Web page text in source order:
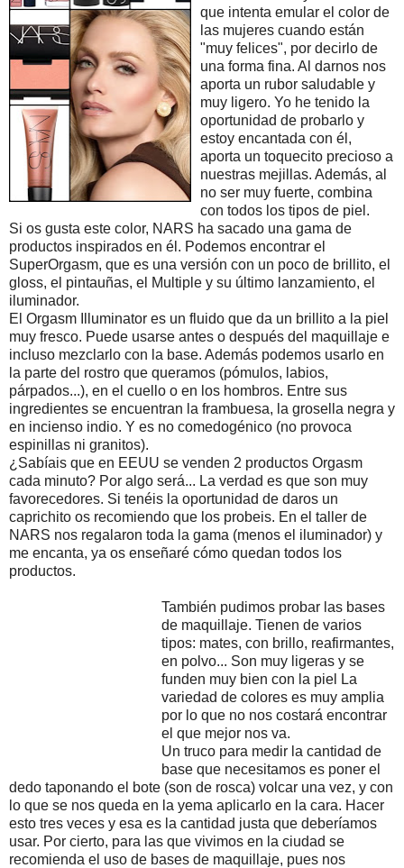
que intenta emular el color de
las mujeres cuando están
"muy felices", por decirlo de
una forma fina. Al darnos nos
aporta un rubor saludable y
muy ligero. Yo he tenido la
oportunidad de probarlo y
estoy encantada con él,
aporta un toquecito precioso a
nuestras mejillas. Además, al
no ser muy fuerte, combina
con todos los tipos de piel.
Si os gusta este color, NARS ha sacado una gama de
productos inspirados en él. Podemos encontrar el
SuperOrgasm, que es una versión con un poco de brillito, el
gloss, el pintauñas, el Multiple y su último lanzamiento, el
iluminador.
El Orgasm Illuminator es un fluido que da un brillito a la piel
muy fresco. Puede usarse antes o después del maquillaje e
incluso mezclarlo con la base. Además podemos usarlo en
la parte del rostro que queramos (pómulos, labios,
párpados...), en el cuello o en los hombros. Entre sus
ingredientes se encuentran la frambuesa, la grosella negra y
en incienso indio. Y es no comedogénico (no provoca
espinillas ni granitos).
¿Sabíais que en EEUU se venden 2 productos Orgasm
cada minuto? Por algo será... La verdad es que son muy
favorecedores. Si tenéis la oportunidad de daros un
caprichito os recomiendo que los probeis. En el taller de
NARS nos regalaron toda la gama (menos el iluminador) y
me encanta, ya os enseñaré cómo quedan todos los
productos.
También pudimos probar las bases
de maquillaje. Tienen de varios
tipos: mates, con brillo, reafirmantes,
en polvo... Son muy ligeras y se
funden muy bien con la piel La
variedad de colores es muy amplia
por lo que no nos costará encontrar
el que mejor nos va.
Un truco para medir la cantidad de
base que necesitamos es poner el
dedo taponando el bote (son de rosca) volcar una vez, y con
lo que se nos queda en la yema aplicarlo en la cara. Hacer
esto tres veces y esa es la cantidad justa que deberíamos
usar. Por cierto, para las que vivimos en la ciudad se
recomienda el uso de bases de maquillaje, pues nos